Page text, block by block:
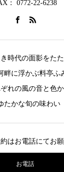
： 0772-22-6238
時代の面影をたた
畔に浮かぶ料亭ふ
れの風の音と色
たかな旬の味わい
はお電話にてお願
お電話